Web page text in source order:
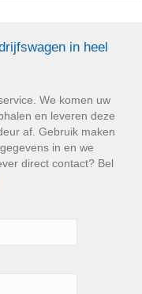
in heel
We komen uw
en leveren deze
af. Gebruik maken
in en we
direct contact? Bel